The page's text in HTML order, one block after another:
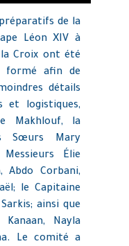
de la
Léon XIV à
Croix ont été
formé afin de
détails
et logistiques,
Makhlouf, la
Sœurs Mary
Élie
Abdo Corbani,
le Capitaine
ainsi que
Nayla
Le comité a